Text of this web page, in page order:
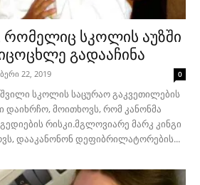
რომელიც სკოლის აუზში
გადააჩინა
22, 2019 0
სკოლის საცურაო გაკვეთილების
დაიხრჩო, მოითხოვს, რომ კანონმა
რისკი.მგლოვიარე მარკ კინგი
დააკანონონ დეფიბრილატორების...